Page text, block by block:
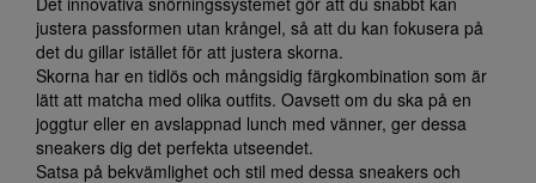
justera passformen utan krångel, så att du kan fokusera på
det du gillar istället för att justera skorna.
Skorna har en tidlös och mångsidig färgkombination som är
lätt att matcha med olika outfits. Oavsett om du ska på en
joggtur eller en avslappnad lunch med vänner, ger dessa
sneakers dig det perfekta utseendet.
Satsa på bekvämlighet och stil med dessa sneakers och